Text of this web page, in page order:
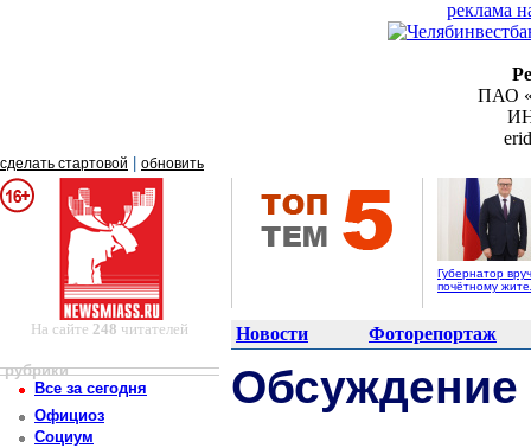
реклама
ПАО
сделать стартовой обновить
Губернатор
почётному
На сайте 248 читателей Новости Фоторепортаж
рубрики
Все за сегодня
Официоз
Социум